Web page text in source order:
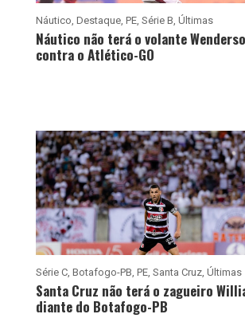
Náutico, Destaque, PE, Série B, Últimas
Náutico não terá o volante
contra o Atlético-GO
Série C, Botafogo-PB, PE, Santa Cruz, Últimas
Santa Cruz não terá o zagueiro
diante do Botafogo-PB